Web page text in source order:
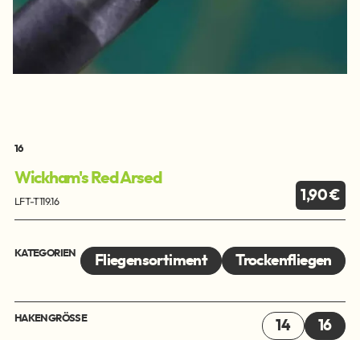
16
Wickham's Red Arsed
LFT-T119.16 1,90 €
KATEGORIEN Fliegensortiment Trockenfliegen
HAKENGRÖSSE 14 16